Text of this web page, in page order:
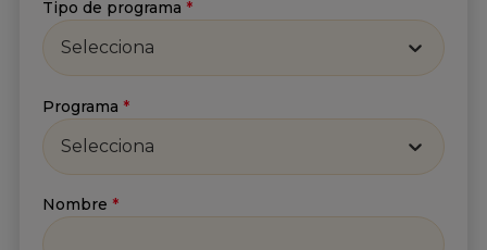
Suscríbete a nuestro
Recibe lo más reciente en tu correo
Nombre *
Tipo de programa *
Selecciona
Programa *
Selecciona
Nombre *